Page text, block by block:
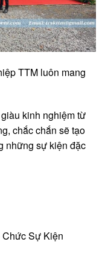
TTM luôn mang
kinh nghiệm từ
chắc chắn sẽ tạo
những sự kiện đặc
Chức Sự Kiện